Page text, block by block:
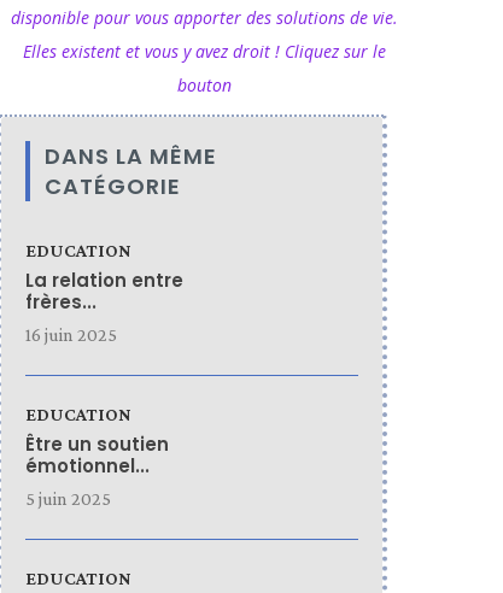
disponible pour vous apporter des solutions de vie.
Elles existent et vous y avez droit ! Cliquez sur le
bouton
DANS LA MÊME
CATÉGORIE
EDUCATION
La relation entre
frères...
16 juin 2025
EDUCATION
Être un soutien
émotionnel...
5 juin 2025
EDUCATION